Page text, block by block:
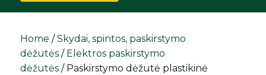
Home /Skydai, spintos, paskirstymo
dėžutės / Elektros paskirstymo
dėžutės / Paskirstymo dėžutė plastikinė